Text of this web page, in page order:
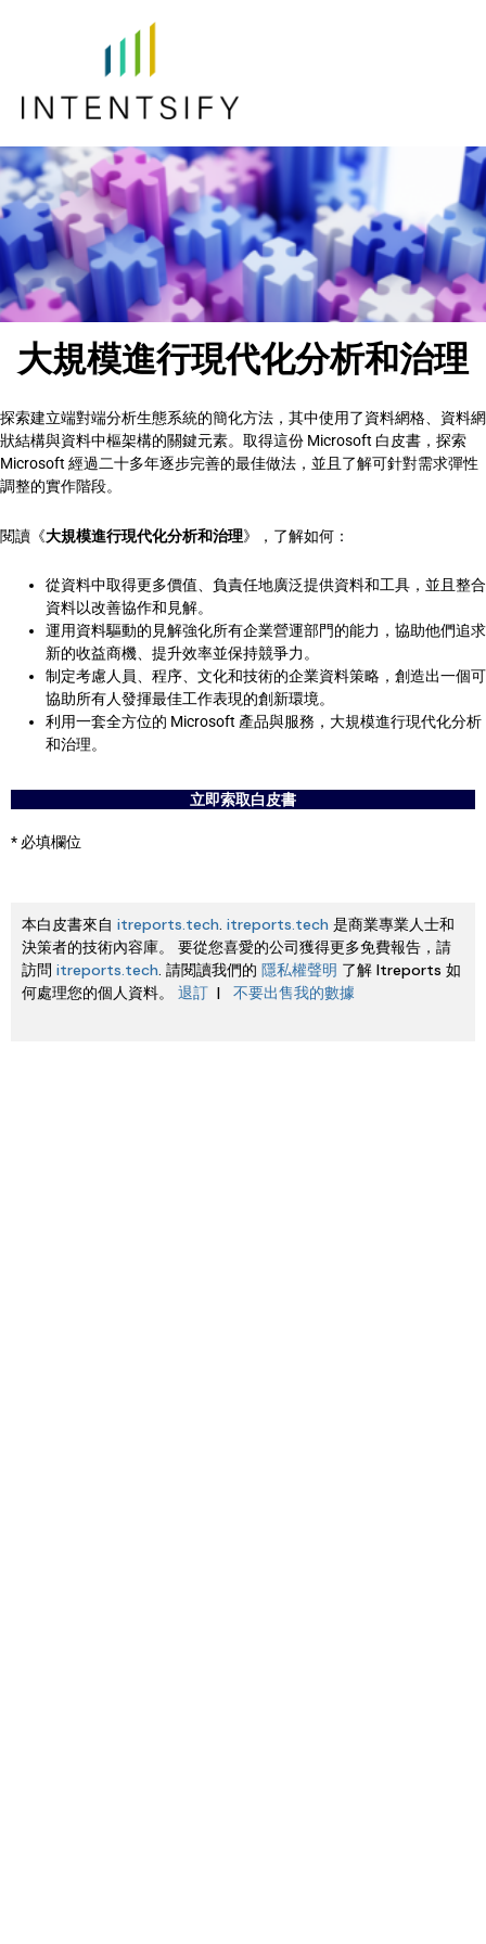
大規模進行現代化分析和治理
探索建立端對端分析生態系統的簡化方法，其中使用了資料網格、資料網
狀結構與資料中樞架構的關鍵元素。取得這份 Microsoft 白皮書，探索
Microsoft 經過二十多年逐步完善的最佳做法，並且了解可針對需求彈性
調整的實作階段。
閱讀《大規模進行現代化分析和治理》，了解如何：
從資料中取得更多價值、負責任地廣泛提供資料和工具，並且整合
資料以改善協作和見解。
運用資料驅動的見解強化所有企業營運部門的能力，協助他們追求
新的收益商機、提升效率並保持競爭力。
制定考慮人員、程序、文化和技術的企業資料策略，創造出一個可
協助所有人發揮最佳工作表現的創新環境。
利用一套全方位的 Microsoft 產品與服務，大規模進行現代化分析
和治理。
立即索取白皮書
* 必填欄位
本白皮書來自 itreports.tech. itreports.tech 是商業專業人士和
決策者的技術內容庫。 要從您喜愛的公司獲得更多免費報告，請
訪問 itreports.tech. 請閱讀我們的 隱私權聲明 了解 Itreports 如
何處理您的個人資料。 退訂 | 不要出售我的數據